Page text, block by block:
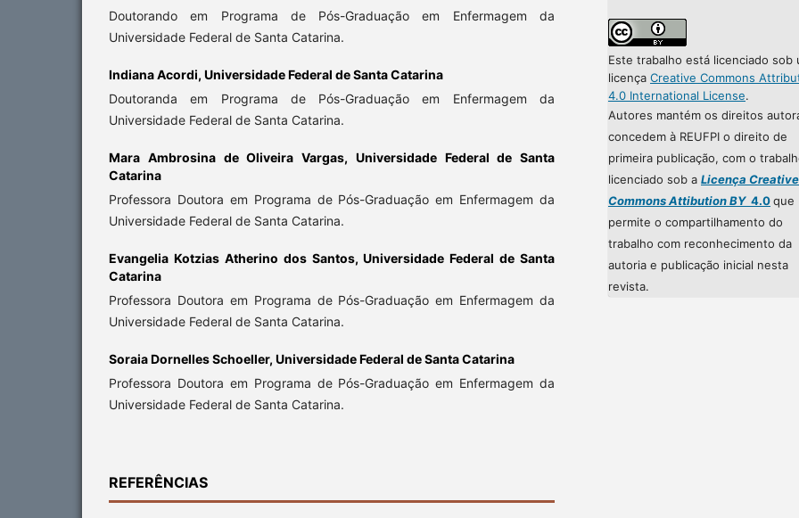
Doutorando em Programa de Pós-Graduação em Enfermagem da
Universidade Federal de Santa Catarina.
Indiana Acordi, Universidade Federal de Santa Catarina
Doutoranda em Programa de Pós-Graduação em Enfermagem da
Universidade Federal de Santa Catarina.
Mara Ambrosina de Oliveira Vargas, Universidade Federal de Santa
Catarina
Professora Doutora em Programa de Pós-Graduação em Enfermagem da
Universidade Federal de Santa Catarina.
Evangelia Kotzias Atherino dos Santos,Universidade Federal de Santa
Catarina
Professora Doutora em Programa de Pós-Graduação em Enfermagem da
Universidade Federal de Santa Catarina.
Soraia Dornelles Schoeller, Universidade Federal de Santa Catarina
Professora Doutora em Programa de Pós-Graduação em Enfermagem da
Universidade Federal de Santa Catarina.
REFERÊNCIAS
Este trabalho está licenciado sob
licença Creative Commons
4.0 International License.
Autores mantém os direitos
concedem à REUFPI o direito de
primeira publicação, com o
licenciado sob a Licença Creative
Commons Attibution BY4.0que
permite o compartilhamento do
trabalho com reconhecimento da
autoria e publicação inicial nesta
revista.